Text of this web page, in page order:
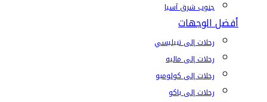
جنوب شرق آسيا
أفضل الوجهات
رحلات إلى تبيليسي
رحلات إلى ماليه
رحلات إلى كولومبو
رحلات إلى باكو